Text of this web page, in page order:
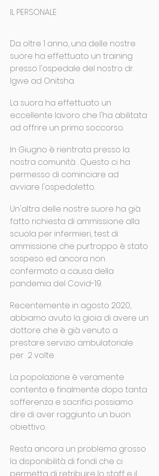
IL PERSONALE
Da oltre 1 anno, una delle nostre
suore ha effettuato un training
presso l'ospedale del nostro dr.
Igwe ad Onitsha.
La suora ha effettuato un
eccellente lavoro che l'ha abilitata
ad offrire un primo soccorso.
In Giugno è rientrata presso la
nostra comunità . Questo ci ha
permesso di cominciare ad
avviare l'ospedaletto.
Un'altra delle nostre suore ha già
fatto richiesta di ammissione alla
scuola per infermieri, test di
ammissione che purtroppo è stato
sospeso ed ancora non
confermato a causa della
pandemia del Covid-19.
Recentemente in agosto 2020,
abbiamo avuto la gioia di avere un
dottore che è già venuto a
prestare servizio ambulatoriale
per 2 volte.
La popolazione è veramente
contenta e finalmente dopo tanta
sofferenza e sacrifici possiamo
dire di aver raggiunto un buon
obiettivo.
Resta ancora un problema grosso
la disponibilità di fondi che ci